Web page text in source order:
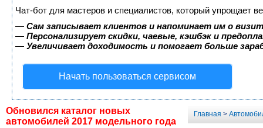
Чат-бот для мастеров и специалистов, который упрощает
— Сам записывает клиентов и напоминает им о
— Персонализирует скидки, чаевые, кэшбэк и
— Увеличивает доходимость и помогает больше
Начать пользоваться сервисом
Обновился каталог новых
автомобилей 2017 модельного года
Главная >